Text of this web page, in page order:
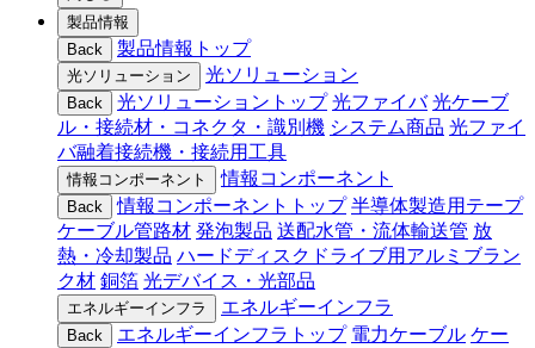
製品情報
Back
製品情報トップ
光ソリューション 光ソリューション
Back 光ソリューショントップ 光ファイバ 光ケーブ
ル・接続材・コネクタ・識別機 システム商品 光ファイ
バ融着接続機・接続用工具
情報コンポーネント 情報コンポーネント
Back 情報コンポーネントトップ 半導体製造用テープ
ケーブル管路材 発泡製品 送配水管・流体輸送管 放
熱・冷却製品 ハードディスクドライブ用アルミブラン
ク材 銅箔 光デバイス・光部品
エネルギーインフラ エネルギーインフラ
Back エネルギーインフラトップ 電力ケーブル ケー